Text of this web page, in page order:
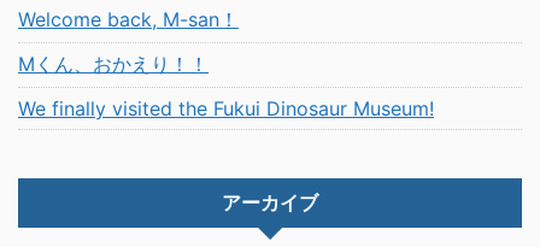
Welcome back, M-san！
Mくん、おかえり！！
We finally visited the Fukui Dinosaur Museum!
アーカイブ